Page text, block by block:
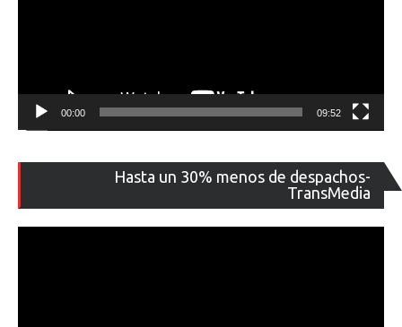
00:00 09:52
Hasta un 30% menos de despachos-
TransMedia
de